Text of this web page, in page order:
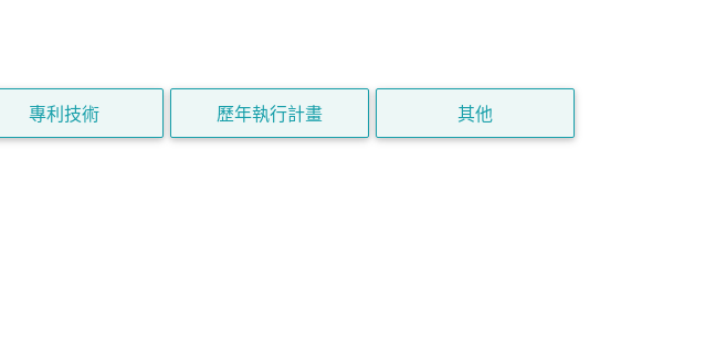
專利技術 歷年執行計畫 其他